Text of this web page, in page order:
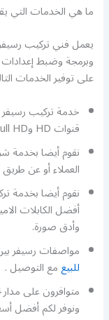
ما هي الخدمات التي
يعمل فني تركيب
وبرمجة وضبط
على توفير الخدمات
قنوات HD وFull HD.
نقوم أيضا بخدمة
العملاء أو عن
نقوم أيضا بخدمة
أفضل الكابلات
وأدق صورة.
مواصفات رسيفر
للبيعمع التوصيل .
ونوفر لكم أفضل